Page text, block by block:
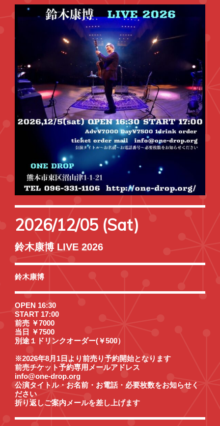
2026/12/05 (Sat)
鈴木康博 LIVE 2026
鈴木康博
OPEN 16:30
START 17:00
前売 ￥7000
当日 ￥7500
別途１ドリンクオーダー(￥500）
※2026年8月1日より前売り予約開始となります
前売チケット予約専用メールアドレス
info@one-drop.org
公演タイトル・お名前・お電話・必要枚数をお知らせく
ださい
折り返しご案内メールを差し上げます